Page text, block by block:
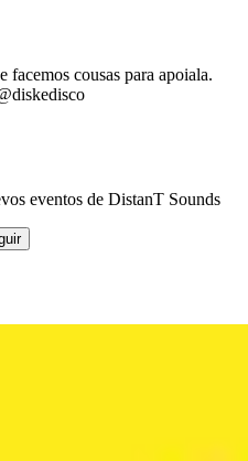
facemos cousas para apoiala.
eventos de DistanT Sounds